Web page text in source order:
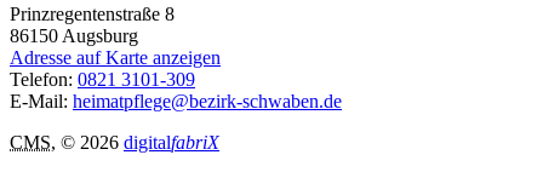
Prinzregentenstraße 8
86150Augsburg
Adresse auf Karte anzeigen
Telefon: 0821 3101-309
E-Mail: heimatpflege@bezirk-schwaben.de
CMS, © 2026 digitalfabriX